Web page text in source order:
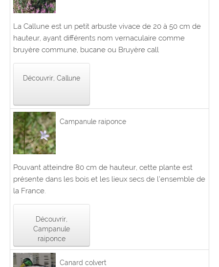
La Callune est un petit arbuste vivace de 20 à 50 cm de
hauteur, ayant différents nom vernaculaire comme
bruyère commune, bucane ou Bruyère call
Découvrir, Callune
Campanule raiponce
Pouvant atteindre 80 cm de hauteur, cette plante est
présente dans les bois et les lieux secs de l’ensemble de
la France.
Découvrir,
Campanule
raiponce
Canard colvert